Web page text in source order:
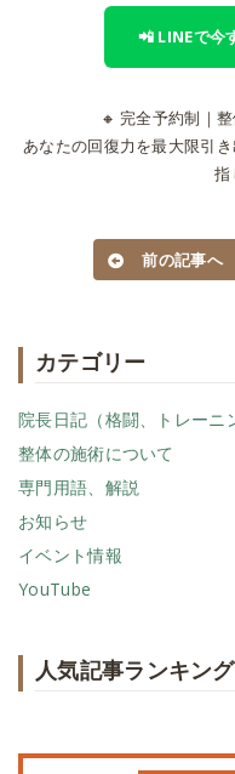
📲 LINEで今
🔸 完全予約制｜
あなたの回復力を最大限引
指
前の記事へ
カテゴリー
院長日記（格闘、トレーニ
整体の施術について
専門用語、解説
お知らせ
イベント情報
YouTube
人気記事ランキング